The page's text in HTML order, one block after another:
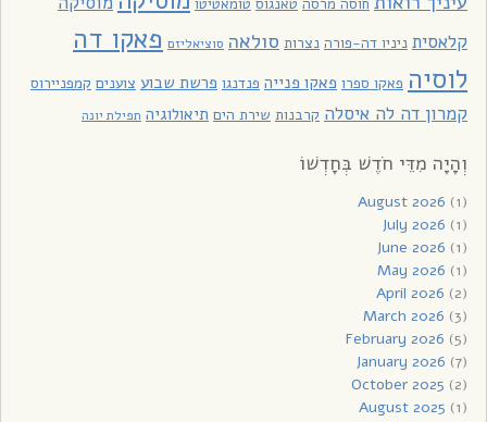
קלאסית ניניו דה-פורה נצרות סולאה סוציאליזם פאקו דה
לוסיה פאקו ספרו פאקו פנייה פנדנגו פרשת שבוע צוענים קמפניירוס
קמרון דה לה איסלה קרבנות שירת הים תיאולוגיה תפילת יונה
וְהָיָה מִדֵּי חֹדֶשׁ בְּחָדְשׁוֹ
August 2026 (1)
July 2026 (1)
June 2026 (1)
May 2026 (1)
April 2026 (2)
March 2026 (3)
February 2026 (5)
January 2026 (7)
October 2025 (2)
August 2025 (1)